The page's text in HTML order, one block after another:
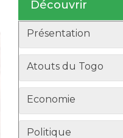
Découvrir
Présentation
Atouts du Togo
Economie
Politique